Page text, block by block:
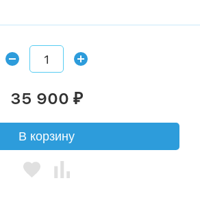
35 900 ₽
В корзину